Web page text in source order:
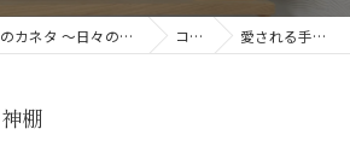
国産の神棚なら神棚のカネタ ～日々のしあわせを感じる物を～ コラム 愛される手作り神棚
棚